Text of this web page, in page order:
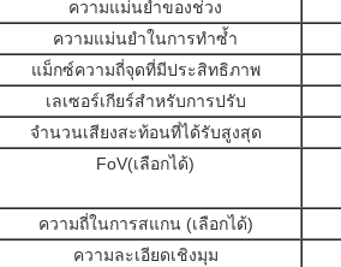
ความแม่นยำของช่วง
ความแม่นยำในการทำซ้ำ
แม็กซ์ความถี่จุดที่มีประสิทธิภาพ
เลเซอร์เกียร์สำหรับการปรับ
จำนวนเสียงสะท้อนที่ได้รับสูงสุด
FoV(เลือกได้)
ความถี่ในการสแกน (เลือกได้)
ความละเอียดเชิงมุม